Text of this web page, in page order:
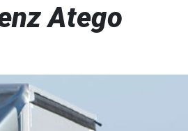
Atego